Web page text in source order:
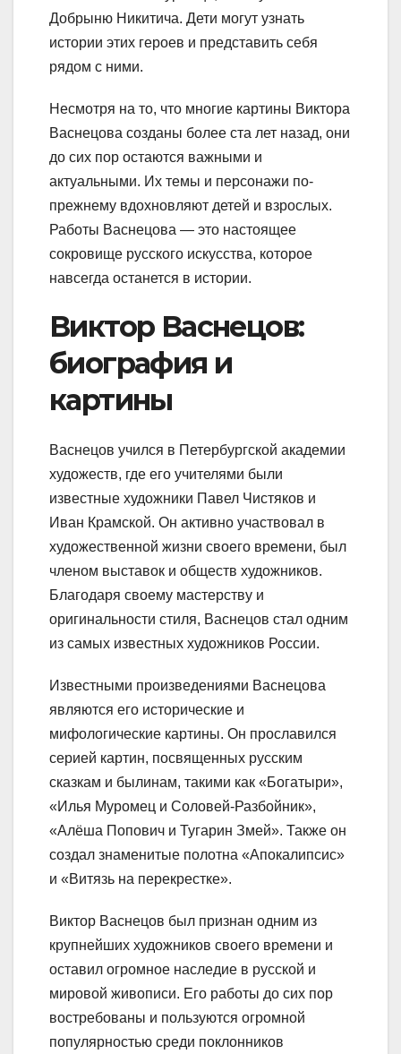
Добрыню Никитича. Дети могут узнать
истории этих героев и представить себя
рядом с ними.
Несмотря на то, что многие картины Виктора
Васнецова созданы более ста лет назад, они
до сих пор остаются важными и
актуальными. Их темы и персонажи по-
прежнему вдохновляют детей и взрослых.
Работы Васнецова — это настоящее
сокровище русского искусства, которое
навсегда останется в истории.
Виктор Васнецов:
биография и
картины
Васнецов учился в Петербургской академии
художеств, где его учителями были
известные художники Павел Чистяков и
Иван Крамской. Он активно участвовал в
художественной жизни своего времени, был
членом выставок и обществ художников.
Благодаря своему мастерству и
оригинальности стиля, Васнецов стал одним
из самых известных художников России.
Известными произведениями Васнецова
являются его исторические и
мифологические картины. Он прославился
серией картин, посвященных русским
сказкам и былинам, такими как «Богатыри»,
«Илья Муромец и Соловей-Разбойник»,
«Алёша Попович и Тугарин Змей». Также он
создал знаменитые полотна «Апокалипсис»
и «Витязь на перекрестке».
Виктор Васнецов был признан одним из
крупнейших художников своего времени и
оставил огромное наследие в русской и
мировой живописи. Его работы до сих пор
востребованы и пользуются огромной
популярностью среди поклонников